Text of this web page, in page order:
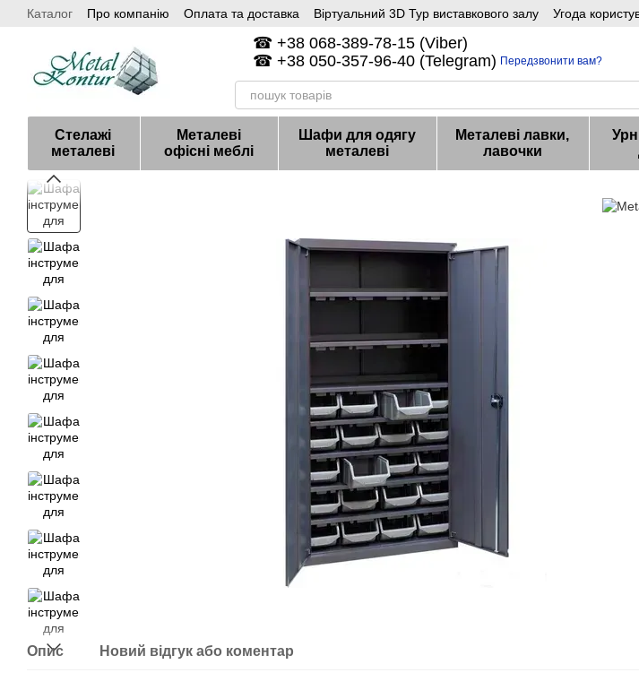
Перейти до основного контенту
Каталог Про компанію Оплата та доставка Віртуальний 3D Тур виставкового залу Угода
☎ +38 068-389-78-15 (Viber)
☎ +38 050-357-96-40 (Telegram) Передзвонити вам?
Стелажі
металеві
Металеві
офісні меблі
Шафи для одягу
металеві
Металеві лавки,
лавочки
Опис Новий відгук або коментар